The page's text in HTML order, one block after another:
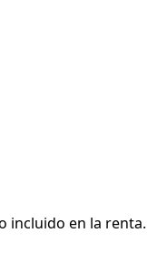
incluido en la renta.